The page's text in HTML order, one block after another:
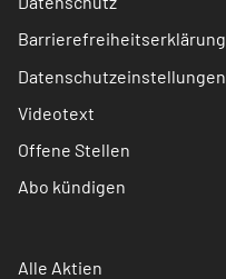
Barrierefreiheitserklärung
Datenschutzeinstellungen
Videotext
Offene Stellen
Abo kündigen
Alle Aktien